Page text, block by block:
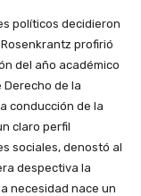
políticos decidieron
profirió
del año académico
Derecho de la
conducción de la
claro perfil
sociales, denostó al
despectiva la
necesidad nace un